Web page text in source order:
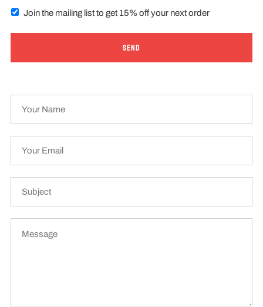
Join the mailing list to get 15% off your next order